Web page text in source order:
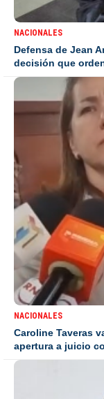
NACIONALES
Defensa de Jean
decisión que
NACIONALES
Caroline Taveras
apertura a juicio